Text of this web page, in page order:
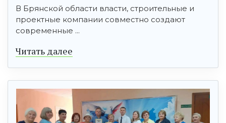
В Брянской области власти, строительные и
проектные компании совместно создают
современные ...
Читать далее